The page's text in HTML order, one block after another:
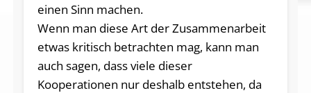
einen Sinn machen.
Wenn man diese Art der Zusammenarbeit
etwas kritisch betrachten mag, kann man
auch sagen, dass viele dieser
Kooperationen nur deshalb entstehen, da